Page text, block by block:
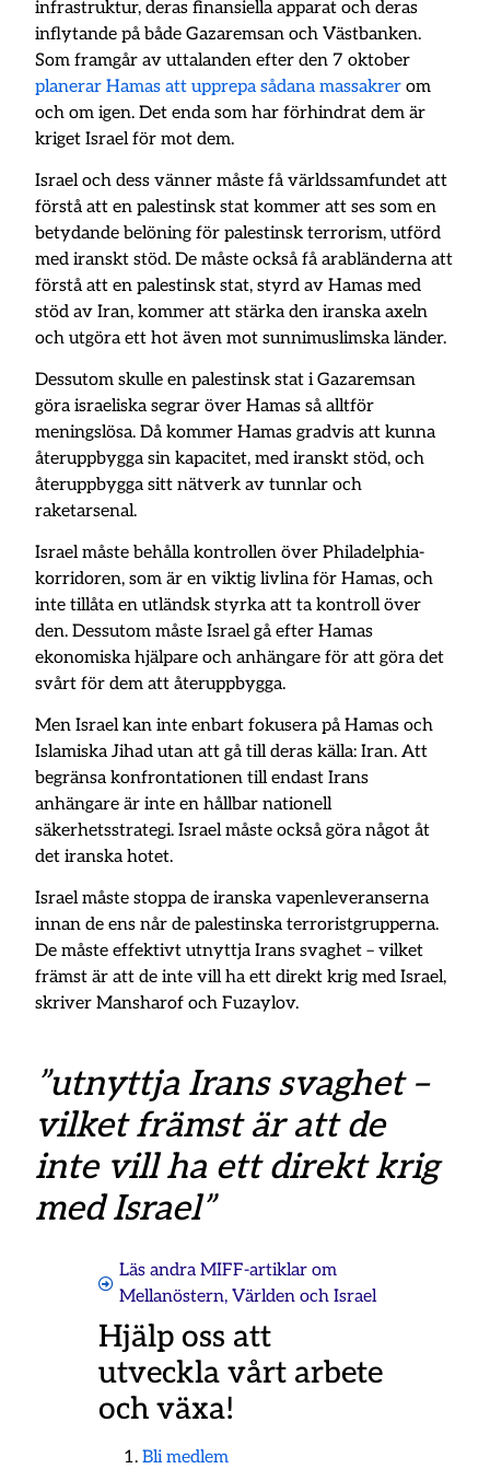
infrastruktur, deras finansiella apparat och deras
inflytande på både Gazaremsan och Västbanken.
Som framgår av uttalanden efter den 7 oktober
planerar Hamas att upprepa sådana massakrer om
och om igen. Det enda som har förhindrat dem är
kriget Israel för mot dem.
Israel och dess vänner måste få världssamfundet att
förstå att en palestinsk stat kommer att ses som en
betydande belöning för palestinsk terrorism, utförd
med iranskt stöd. De måste också få arabländerna att
förstå att en palestinsk stat, styrd av Hamas med
stöd av Iran, kommer att stärka den iranska axeln
och utgöra ett hot även mot sunnimuslimska länder.
Dessutom skulle en palestinsk stat i Gazaremsan
göra israeliska segrar över Hamas så alltför
meningslösa. Då kommer Hamas gradvis att kunna
återuppbygga sin kapacitet, med iranskt stöd, och
återuppbygga sitt nätverk av tunnlar och
raketarsenal.
Israel måste behålla kontrollen över Philadelphia-
korridoren, som är en viktig livlina för Hamas, och
inte tillåta en utländsk styrka att ta kontroll över
den. Dessutom måste Israel gå efter Hamas
ekonomiska hjälpare och anhängare för att göra det
svårt för dem att återuppbygga.
Men Israel kan inte enbart fokusera på Hamas och
Islamiska Jihad utan att gå till deras källa: Iran. Att
begränsa konfrontationen till endast Irans
anhängare är inte en hållbar nationell
säkerhetsstrategi. Israel måste också göra något åt ​​
det iranska hotet.
Israel måste stoppa de iranska vapenleveranserna
innan de ens når de palestinska terroristgrupperna.
De måste effektivt utnyttja Irans svaghet – vilket
främst är att de inte vill ha ett direkt krig med Israel,
skriver Mansharof och Fuzaylov.
”utnyttja Irans svaghet –
vilket främst är att de
inte vill ha ett direkt krig
med Israel”
Läs andra MIFF-artiklar om
Mellanöstern, Världen och Israel
Hjälp oss att
utveckla vårt arbete
och växa!
Bli medlem